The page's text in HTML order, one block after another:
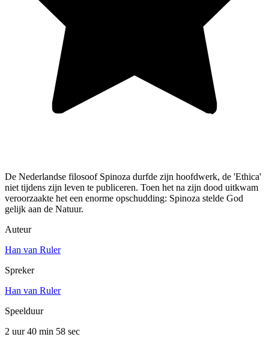
De Nederlandse filosoof Spinoza durfde zijn hoofdwerk, de 'Ethica'
niet tijdens zijn leven te publiceren. Toen het na zijn dood uitkwam
veroorzaakte het een enorme opschudding: Spinoza stelde God
gelijk aan de Natuur.
Auteur
Han van Ruler
Spreker
Han van Ruler
Speelduur
2 uur 40 min 58 sec